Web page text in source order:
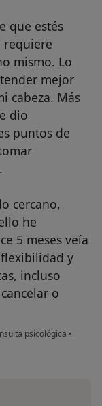
que estés
requiere
mismo. Lo
mejor
cabeza. Más
dio
puntos de
cercano,
he
5 meses veía
y
incluso
o
psicológica •